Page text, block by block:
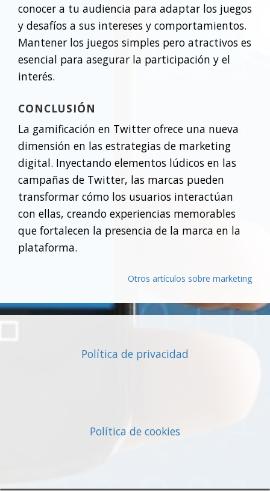
conocer a tu audiencia para adaptar los juegos
y desafíos a sus intereses y comportamientos.
Mantener los juegos simples pero atractivos es
esencial para asegurar la participación y el
interés.
CONCLUSIÓN
La gamificación en Twitter ofrece una nueva
dimensión en las estrategias de marketing
digital. Inyectando elementos lúdicos en las
campañas de Twitter, las marcas pueden
transformar cómo los usuarios interactúan
con ellas, creando experiencias memorables
que fortalecen la presencia de la marca en la
plataforma.
Otros artículos sobre marketing
Política de privacidad
Política de cookies